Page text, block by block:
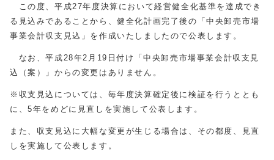
この度、平成27年度決算において経営健全化基準を達成でき
る見込みであることから、健全化計画完了後の「中央卸売市場
事業会計収支見込」を作成いたしましたので公表します。
なお、平成28年2月19日付け「中央卸売市場事業会計収支見
込（案）」からの変更はありません。
※収支見込については、毎年度決算確定後に検証を行うととも
に、5年をめどに見直しを実施して公表します。
また、収支見込に大幅な変更が生じる場合は、その都度、見直
しを実施して公表します。